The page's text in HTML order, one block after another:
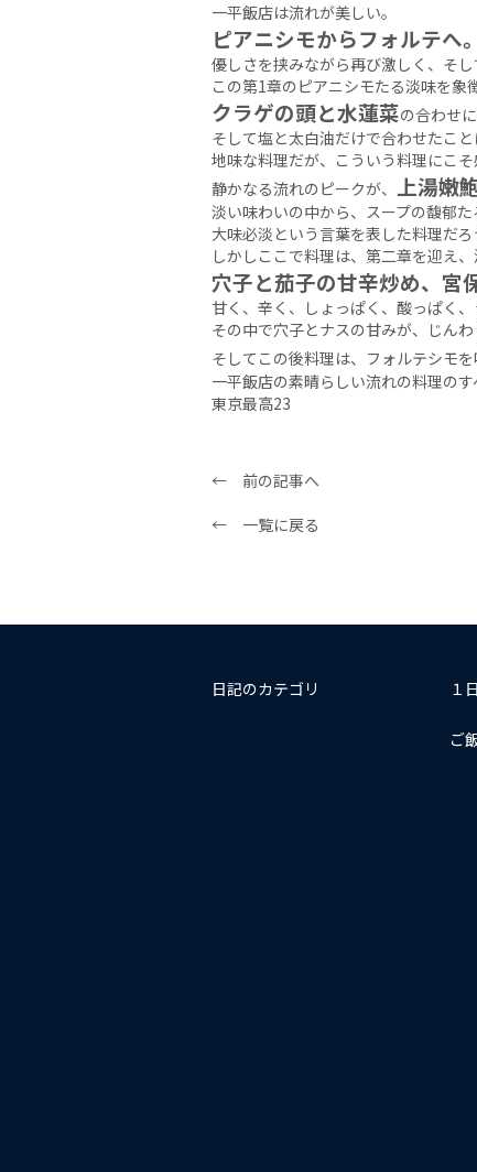
一平飯店は流れが美しい。
ピアニシモからフォルテへ。
優しさを挟みながら再び激しく、そ
この第1章のピアニシモたる淡味を象
クラゲの頭と水蓮菜の合わせ
そして塩と太白油だけで合わせたこ
地味な料理だが、こういう料理にこ
静かなる流れのピークが、 上湯嫩
淡い味わいの中から、スープの馥郁
大味必淡という言葉を表した料理だろ
しかしここで料理は、第二章を迎え、
穴子と茄子の甘辛炒め、宮
甘く、辛く、しょっぱく、酸っぱく
その中で穴子とナスの甘みが、じんわ
そしてこの後料理は、フォルテシモ
一平飯店の素晴らしい流れの料理の
東京最高23
← 前の記事へ
← 一覧に戻る
日記のカテゴリ １
ご